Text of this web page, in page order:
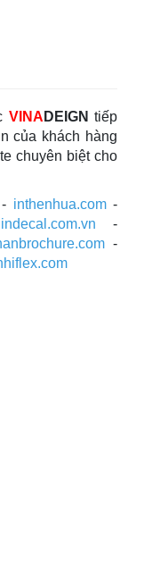
VINA DEIGN tiếp
của khách hàng
chuyên biệt cho
- inthenhua.com-
indecal.com.vn -
-